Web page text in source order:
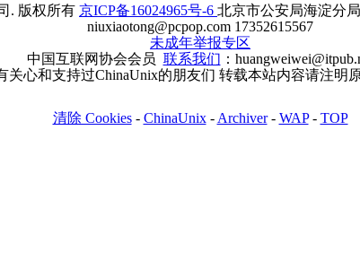
. 版权所有 京ICP备16024965号-6 北京市公安局海淀分
niuxiaotong@pcpop.com 17352615567
未成年举报专区
中国互联网协会会员 联系我们 ：
关心和支持过ChinaUnix的朋友们 转载本站内容请注明
清除 Cookies- ChinaUnix- Archiver- WAP- TOP